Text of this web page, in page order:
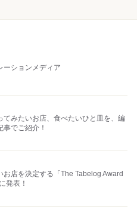
ーションメディア
てみたいお店、食べたいひと皿を、編
でご紹介！
お店を決定する「The Tabelog Award
発表！